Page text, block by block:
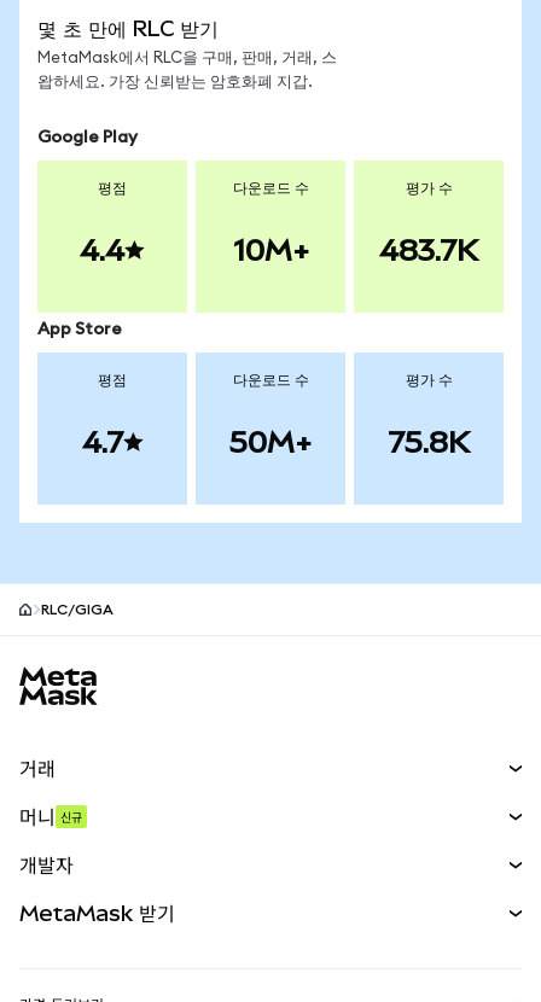
몇 초 만에 RLC 받기
MetaMask에서 RLC을 구매, 판매, 거래, 스
왑하세요. 가장 신뢰받는 암호화폐 지갑.
Google Play
평점
4.4
다운로드 수
10M+
평가 수
483.7K
App Store
평점
4.7
다운로드 수
50M+
평가 수
75.8K
RLC/GIGA
거래
무기한 선물
실물자산
머니 신규
개발자
MetaMask 받기